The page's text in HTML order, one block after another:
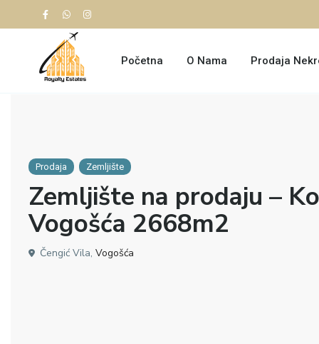
Početna O Nama Prodaja
Prodaja Zemljište
Zemljište na prodaju –
Vogošća 2668m2
Čengić Vila,Vogošća